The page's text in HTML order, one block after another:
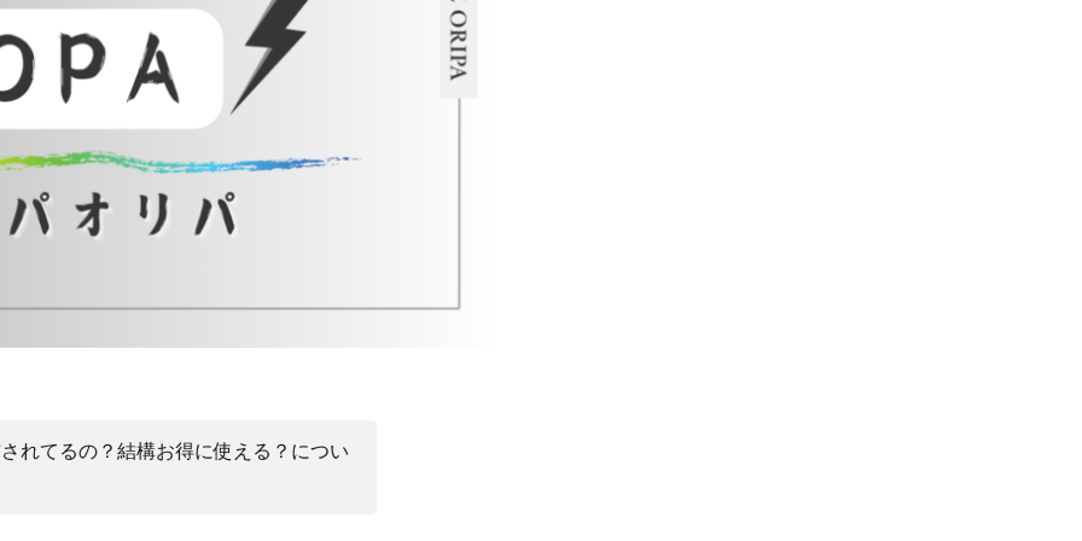
れてるの？結構お得に使える？につい